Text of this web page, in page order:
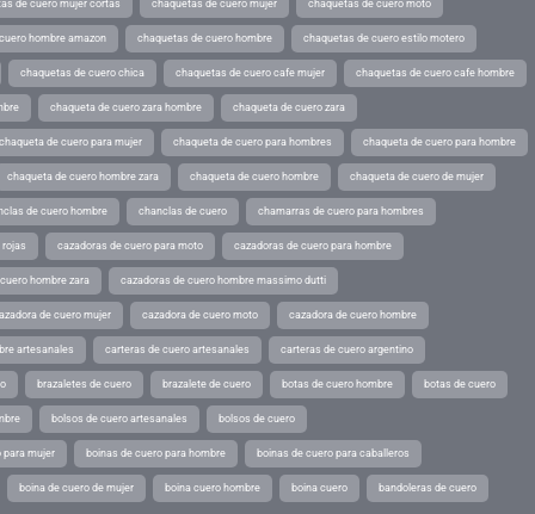
de cuero mujer cortas chaquetas de cuero mujer chaquetas de cuero moto
hombre amazon chaquetas de cuero hombre chaquetas de cuero estilo motero
chaquetas de cuero chica chaquetas de cuero cafe mujer chaquetas de cuero cafe hombre
chaqueta de cuero zara hombre chaqueta de cuero zara
chaqueta de cuero para mujer chaqueta de cuero para hombres chaqueta de cuero para hombre
chaqueta de cuero hombre zara chaqueta de cuero hombre chaqueta de cuero de mujer
de cuero hombre chanclas de cuero chamarras de cuero para hombres
rojas cazadoras de cuero para moto cazadoras de cuero para hombre
hombre zara cazadoras de cuero hombre massimo dutti
de cuero mujer cazadora de cuero moto cazadora de cuero hombre
artesanales carteras de cuero artesanales carteras de cuero argentino
brazaletes de cuero brazalete de cuero botas de cuero hombre botas de cuero
bolsos de cuero artesanales bolsos de cuero
para mujer boinas de cuero para hombre boinas de cuero para caballeros
boina de cuero de mujer boina cuero hombre boina cuero bandoleras de cuero